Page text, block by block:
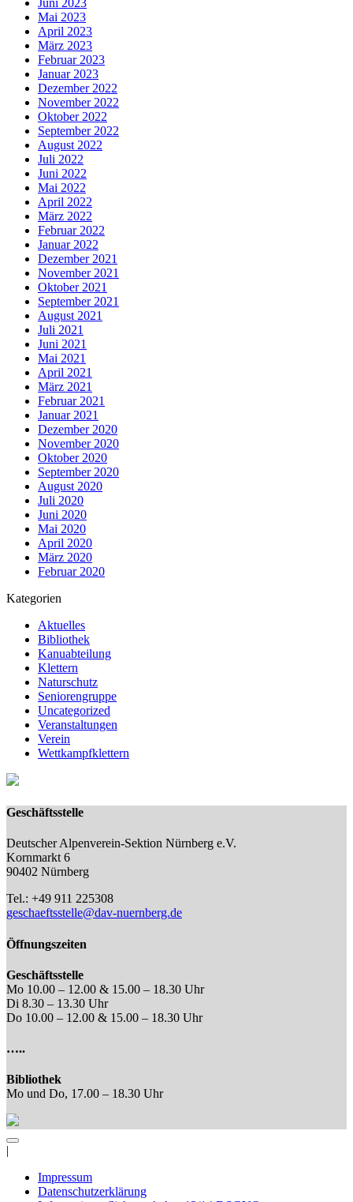
Mai 2023
April 2023
März 2023
Februar 2023
Januar 2023
Dezember 2022
November 2022
Oktober 2022
September 2022
August 2022
Juli 2022
Juni 2022
Mai 2022
April 2022
März 2022
Februar 2022
Januar 2022
Dezember 2021
November 2021
Oktober 2021
September 2021
August 2021
Juli 2021
Juni 2021
Mai 2021
April 2021
März 2021
Februar 2021
Januar 2021
Dezember 2020
November 2020
Oktober 2020
September 2020
August 2020
Juli 2020
Juni 2020
Mai 2020
April 2020
März 2020
Februar 2020
Kategorien
Aktuelles
Bibliothek
Kanuabteilung
Klettern
Naturschutz
Seniorengruppe
Uncategorized
Veranstaltungen
Verein
Wettkampfklettern
Geschäftsstelle
Deutscher Alpenverein-Sektion Nürnberg e.V.
Kornmarkt 6
90402 Nürnberg
Tel.: +49 911 225308
geschaeftsstelle@dav-nuernberg.de
Öffnungszeiten
Geschäftsstelle
Mo 10.00 – 12.00 & 15.00 – 18.30 Uhr
Di 8.30 – 13.30 Uhr
Do 10.00 – 12.00 & 15.00 – 18.30 Uhr
…..
Bibliothek
Mo und Do, 17.00 – 18.30 Uhr
Impressum
Datenschutzerklärung